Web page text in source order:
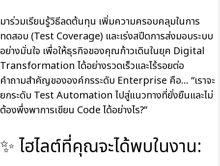
มาร่วมเรียนรู้วิธีลดต้นทุน เพิ่มความครอบคลุมในการ
ทดสอบ (Test Coverage) และเร่งสปีดการส่งมอบระบบ
อย่างมั่นใจ เพื่อให้ธุรกิจของคุณก้าวเดินในยุค Digital
Transformation ได้อย่างรวดเร็วและไร้รอยต่อ
คำถามสำคัญขององค์กรระดับ Enterprise คือ… “เราจะ
ยกระดับ Test Automation ไปสู่แนวทางที่ยั่งยืนและไม่
ต้องพึ่งพาการเขียน Code ได้อย่างไร?”
✨ ไฮไลต์ที่คุณจะได้พบในงาน: